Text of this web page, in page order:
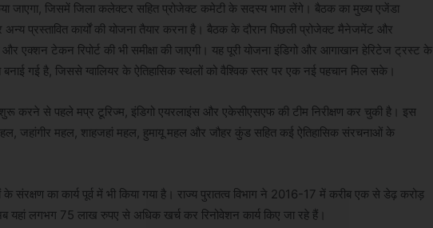
जाएगा, जिसमें जिला कलेक्टर सहित प्रोजेक्ट कमेटी के सदस्य भाग लेंगे। बैठक का मुख्य एजेंडा
प्रस्तावित कार्यों की योजना तैयार करना है। बैठक के दौरान पिछली प्रोजेक्ट मैनेजमेंट और
एक्शन टेकन रिपोर्ट की भी समीक्षा की जाएगी। यह पूरी योजना इंडिगो और आगाखान हेरिटेज ट्रस्ट के
गई है, जिससे ग्वालियर के ऐतिहासिक स्थलों को वैश्विक स्तर पर एक नई पहचान मिल सके।
करने से पहले मप्र टूरिज्म, इंडिगो एयरलाइंस और एकेसीएसएफ की टीम निरीक्षण कर चुकी है। इस
जहांगीर महल, शाहजहां महल, हुमायू महल और जौहर कुंड सहित कई ऐतिहासिक संरचनाओं के
के संरक्षण का कार्य पूर्व में भी किया गया है। राज्य पुरातत्व विभाग ने 2016-17 में करीब एक से डेढ़ करोड़
यहां लगभग 75 लाख रुपए से अधिक खर्च कर रिनोवेशन कार्य किए जा रहे हैं।